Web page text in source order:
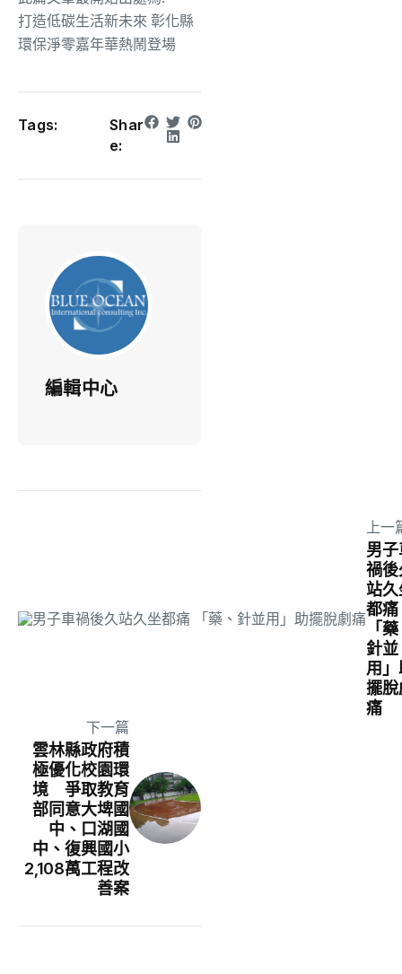
打造低碳生活新未來 彰化縣
環保淨零嘉年華熱鬧登場
Tags:
Shar
e:
編輯中心
上一
男子
禍後
站久
都痛
「
針並
用」
擺脫
痛
下一篇
雲林縣政府積
極優化校園環
境 爭取教育
部同意大埤國
中、口湖國
中、復興國小
2,108萬工程改
善案